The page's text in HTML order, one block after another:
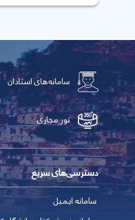
سامانه‌های استادان
تور مجازی
دسترسی‌های سریع
سامانه ایمیل